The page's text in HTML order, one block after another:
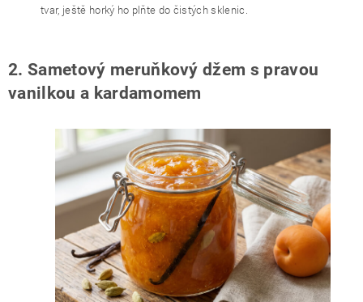
tvar, ještě horký ho plňte do čistých sklenic.
2. Sametový meruňkový džem s pravou
vanilkou a kardamomem